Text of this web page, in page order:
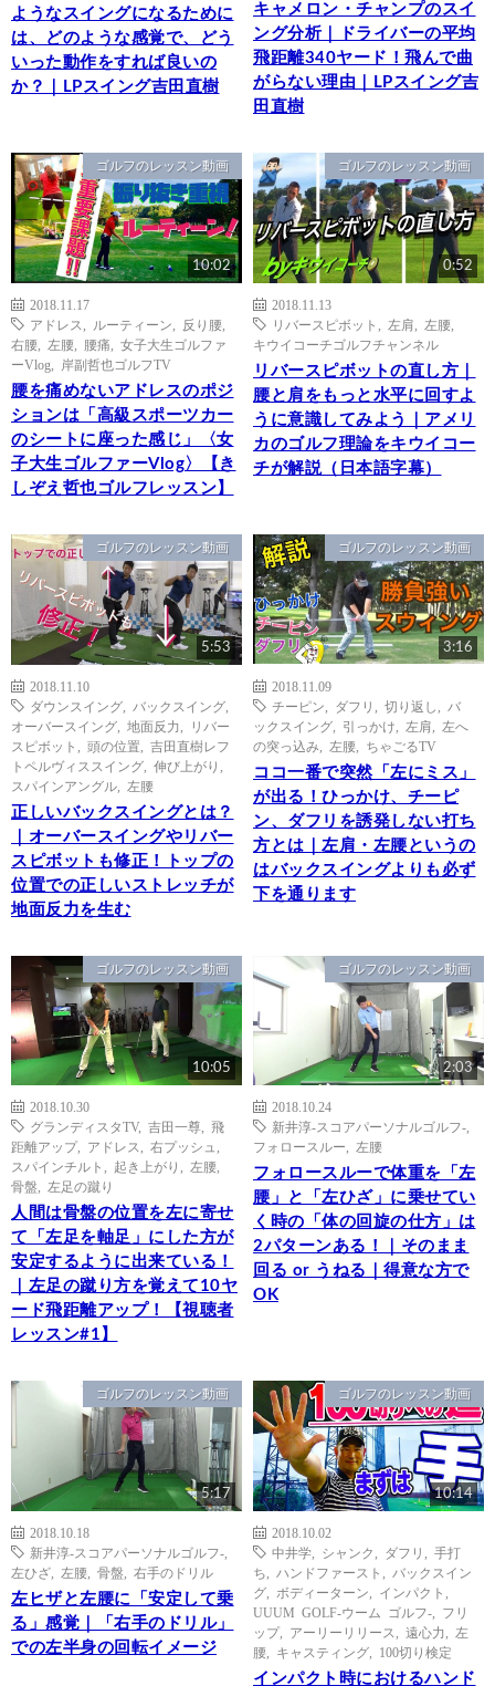
ようなスイングになるために
は、どのような感覚で、どう
いった動作をすれば良いの
か？｜LPスイング吉田直樹
キャメロン・チャンプのスイ
ング分析｜ドライバーの平均
飛距離340ヤード！飛んで曲
がらない理由｜LPスイング吉
田直樹
ゴルフのレッスン動画
10:02
2018.11.17
アドレス
ルーティーン 反り腰
右腰
左腰 腰痛
女子大生ゴルファ
ーVlog
岸副哲也ゴルフTV
腰を痛めないアドレスのポジ
ションは「高級スポーツカー
のシートに座った感じ」〈女
子大生ゴルファーVlog〉【き
しぞえ哲也ゴルフレッスン】
ゴルフのレッスン動画
0:52
2018.11.13
リバースピボット
左肩 左腰
キウイコーチゴルフチャンネル
リバースピボットの直し方｜
腰と肩をもっと水平に回すよ
うに意識してみよう｜アメリ
カのゴルフ理論をキウイコー
チが解説（日本語字幕）
ゴルフのレッスン動画
5:53
2018.11.10
ダウンスイング
バックスイング
オーバースイング
地面反力
リバー
スピボット
頭の位置
吉田直樹レフ
トペルヴィススイング
伸び上がり
スパインアングル
左腰
正しいバックスイングとは？
｜オーバースイングやリバー
スピボットも修正！トップの
位置での正しいストレッチが
地面反力を生む
ゴルフのレッスン動画
3:16
2018.11.09
チーピン
ダフリ 切り返し
バ
ックスイング
引っかけ 左肩
左へ
の突っ込み
左腰 ちゃごるTV
ココ一番で突然「左にミス」
が出る！ひっかけ、チーピ
ン、ダフリを誘発しない打ち
方とは｜左肩・左腰というの
はバックスイングよりも必ず
下を通ります
ゴルフのレッスン動画
10:05
2018.10.30
グランディスタTV, 吉田一尊
飛
距離アップ, アドレス 右プッシュ
スパインチルト
起き上がり 左腰
骨盤
左足の蹴り
人間は骨盤の位置を左に寄せ
て「左足を軸足」にした方が
安定するように出来ている！
｜左足の蹴り方を覚えて10ヤ
ード飛距離アップ！【視聴者
レッスン#1】
ゴルフのレッスン動画
2:03
2018.10.24
新井淳-スコアパーソナルゴルフ-
フォロースルー
左腰
フォロースルーで体重を「左
腰」と「左ひざ」に乗せてい
く時の「体の回旋の仕方」は
2パターンある！｜そのまま
回る or うねる｜得意な方で
OK
ゴルフのレッスン動画
5:17
2018.10.18
新井淳-スコアパーソナルゴルフ-
左ひざ
左腰 骨盤 右手のドリル
左ヒザと左腰に「安定して乗
る」感覚｜「右手のドリル」
での左半身の回転イメージ
ゴルフのレッスン動画
10:14
2018.10.02
中井学
シャンク ダフリ
手打
ち
ハンドファースト
バックスイン
グ
ボディーターン インパクト
UUUM GOLF-ウーム ゴルフ-
フリ
ップ, アーリーリリース 遠心力
左
腰
キャスティング 100切り検定
インパクト時におけるハンド